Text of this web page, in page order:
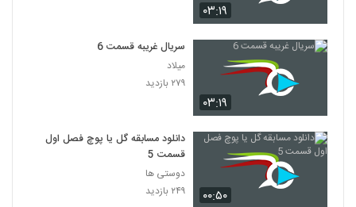
۰۳:۱۹
۰۳:۱۹
سریال غریبه قسمت 6
میلاد
۲۷۹ بازدید
۰۰:۵۰
دانلود مسابقه گل یا پوچ فصل اول
قسمت 5
دوستی ها
۲۴۹ بازدید